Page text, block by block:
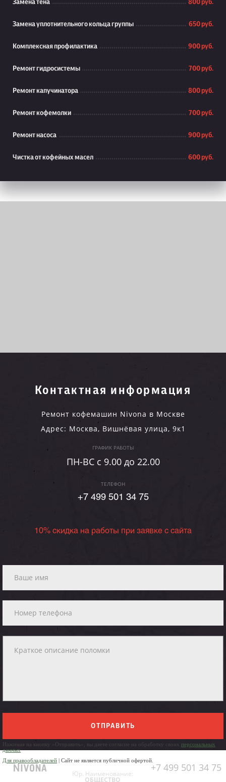
Замена тена 800 руб.
Замена уплотнительного кольца группы 650 руб.
Комплексная профилактика 900 руб.
Ремонт гидросистемы 700 руб.
Ремонт капучинатора 800 руб.
Ремонт кофемолки 700 руб.
Ремонт насоса 900 руб.
Чистка от кофейных масел 600 руб.
Контактная информация
Ремонт кофемашин Nivona в Москве
Адрес: Москва, Вишнёвая улица, 9к1
ГРАФИК РАБОТЫ
ПН-ВC c 9.00 до 22.00
ТЕЛЕФОН
+7 499 501 34 75
10% скидка на работы при заявке с сайта
ОТПРАВИТЬ
Нажимая на кнопку «Отправить», вы даете согласие на обработку своих персональных
данных
Для правообладателей | Сайт не является публичной офертой.
+7 499 501 34 75
Юр. Наименование:
ОБЩЕСТВО